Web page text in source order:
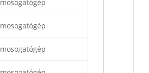
mosogatógép
mosogatógép
mosogatógép